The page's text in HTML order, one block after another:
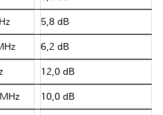
5,8 dB
6,2 dB
12,0 dB
10,0 dB